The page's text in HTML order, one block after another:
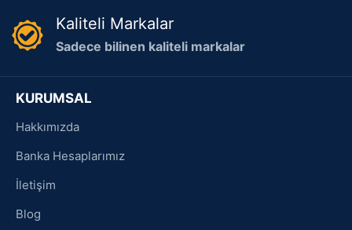
Kaliteli Markalar
Sadece bilinen kaliteli markalar
KURUMSAL
Hakkımızda
Banka Hesaplarımız
İletişim
Blog